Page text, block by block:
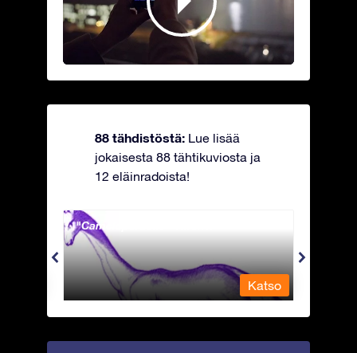
88 tähdistöstä: Lue lisää
jokaisesta 88 tähtikuviosta ja
12 eläinradoista!
Camelopardalis - Kirahvi
Katso